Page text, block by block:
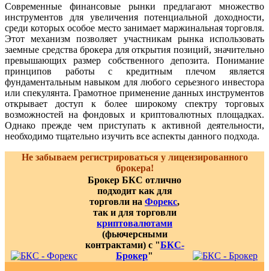
Современные финансовые рынки предлагают множество
инструментов для увеличения потенциальной доходности,
среди которых особое место занимает маржинальная торговля.
Этот механизм позволяет участникам рынка использовать
заемные средства брокера для открытия позиций, значительно
превышающих размер собственного депозита. Понимание
принципов работы с кредитным плечом является
фундаментальным навыком для любого серьезного инвестора
или спекулянта. Грамотное применение данных инструментов
открывает доступ к более широкому спектру торговых
возможностей на фондовых и криптовалютных площадках.
Однако прежде чем приступать к активной деятельности,
необходимо тщательно изучить все аспекты данного подхода.
Не забываем регистрироваться у лицензированного
брокера!
Брокер БКС отлично
подходит как для
торговли на Форекс,
так и для торговли
криптовалютами
(фьючерсными
контрактами) с "БКС-
Брокер"